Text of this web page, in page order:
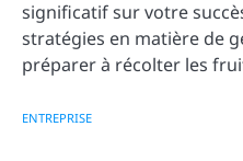
significatif sur votre
stratégies en matière de
préparer à récolter les
ENTREPRISE